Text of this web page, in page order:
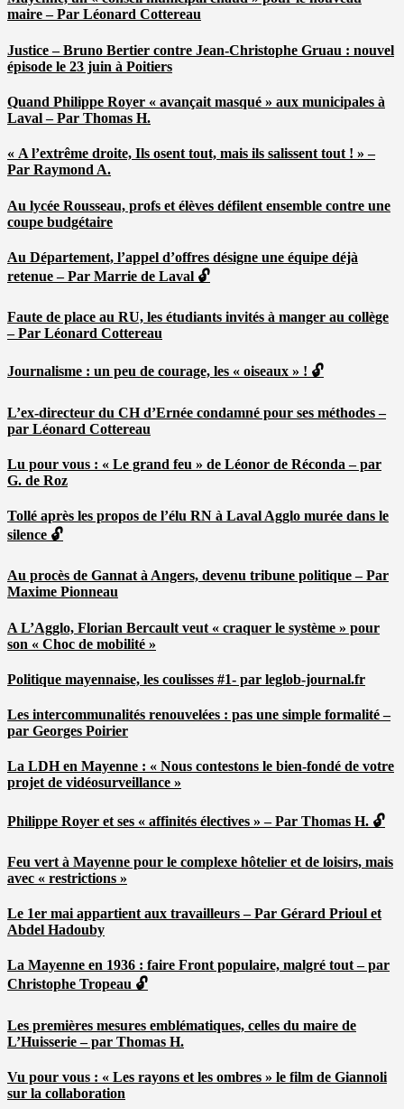
maire – Par Léonard Cottereau
Justice – Bruno Bertier contre Jean-Christophe Gruau : nouvel
épisode le 23 juin à Poitiers
Quand Philippe Royer « avançait masqué » aux municipales à
Laval – Par Thomas H.
« A l’extrême droite, Ils osent tout, mais ils salissent tout ! » –
Par Raymond A.
Au lycée Rousseau, profs et élèves défilent ensemble contre une
coupe budgétaire
Au Département, l’appel d’offres désigne une équipe déjà
retenue – Par Marrie de Laval 🔓
Faute de place au RU, les étudiants invités à manger au collège
– Par Léonard Cottereau
Journalisme : un peu de courage, les « oiseaux » ! 🔓
L’ex-directeur du CH d’Ernée condamné pour ses méthodes –
par Léonard Cottereau
Lu pour vous : « Le grand feu » de Léonor de Réconda – par
G. de Roz
Tollé après les propos de l’élu RN à Laval Agglo murée dans le
silence 🔓
Au procès de Gannat à Angers, devenu tribune politique – Par
Maxime Pionneau
A L’Agglo, Florian Bercault veut « craquer le système » pour
son « Choc de mobilité »
Politique mayennaise, les coulisses #1- par leglob-journal.fr
Les intercommunalités renouvelées : pas une simple formalité –
par Georges Poirier
La LDH en Mayenne : « Nous contestons le bien-fondé de votre
projet de vidéosurveillance »
Philippe Royer et ses « affinités électives » – Par Thomas H. 🔓
Feu vert à Mayenne pour le complexe hôtelier et de loisirs, mais
avec « restrictions »
Le 1er mai appartient aux travailleurs – Par Gérard Prioul et
Abdel Hadouby
La Mayenne en 1936 : faire Front populaire, malgré tout – par
Christophe Tropeau 🔓
Les premières mesures emblématiques, celles du maire de
L’Huisserie – par Thomas H.
Vu pour vous : « Les rayons et les ombres » le film de Giannoli
sur la collaboration